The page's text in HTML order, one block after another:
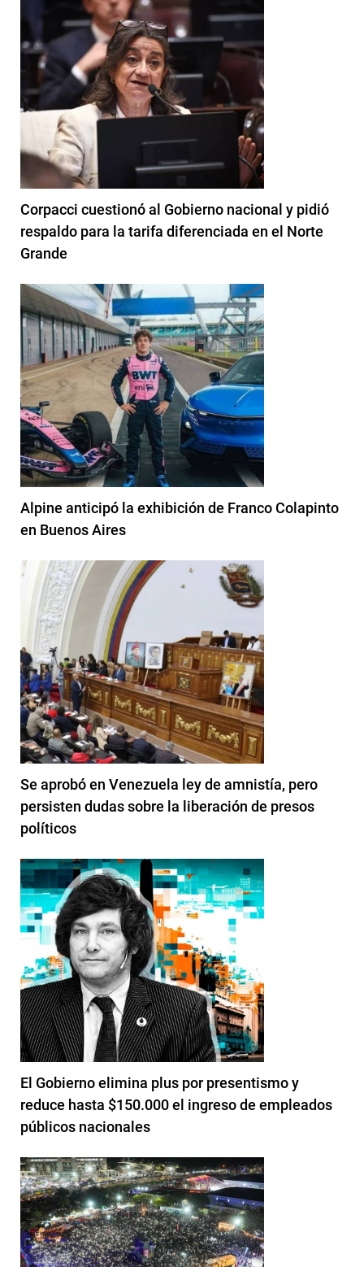
Corpacci cuestionó al Gobierno nacional y pidió
respaldo para la tarifa diferenciada en el Norte
Grande
Alpine anticipó la exhibición de Franco Colapinto
en Buenos Aires
Se aprobó en Venezuela ley de amnistía, pero
persisten dudas sobre la liberación de presos
políticos
El Gobierno elimina plus por presentismo y
reduce hasta $150.000 el ingreso de empleados
públicos nacionales